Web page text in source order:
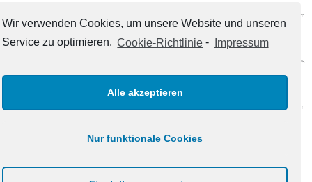
Wir verwenden Cookies, um unsere Website und unseren
Service zu optimieren. Cookie-Richtlinie - Impressum
Alle akzeptieren
Nur funktionale Cookies
handelt, für alle Streitigkeiten aus dem Vertrag Rotenburg/Wümme als Gerichtsstand vereinbart. Im
c) Für alle Verträge gilt ausschließlich deutsches Recht. Dies gilt auch dann, wenn sich der Sitz des
d) Die Firma FFV beteiligt sich nicht am Verbraucherschlichtungsverfahren nach dem
AGB